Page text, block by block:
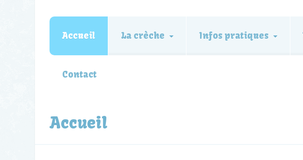
Accueil La crèche Infos pratiques
Contact
Accueil